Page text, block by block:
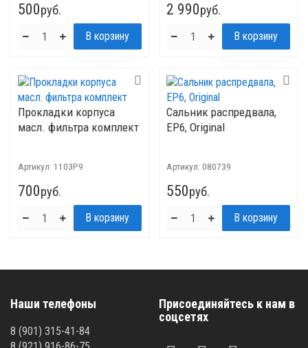
500руб. 2 990руб.
Прокладки корпуса
масл. фильтра комплект
Артикул: 1103P9
700руб.
Сальник распредвала,
EP6, Original
Артикул: 080739
550руб.
Наши телефоны
8 (901) 315-41-84
Присоединяйтесь к нам в
соцсетях